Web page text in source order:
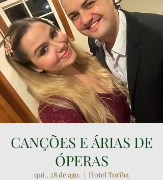
CANÇÕES E ÁRIAS DE
ÓPERAS
qui., 28 de ago.
  |
Hotel Toriba